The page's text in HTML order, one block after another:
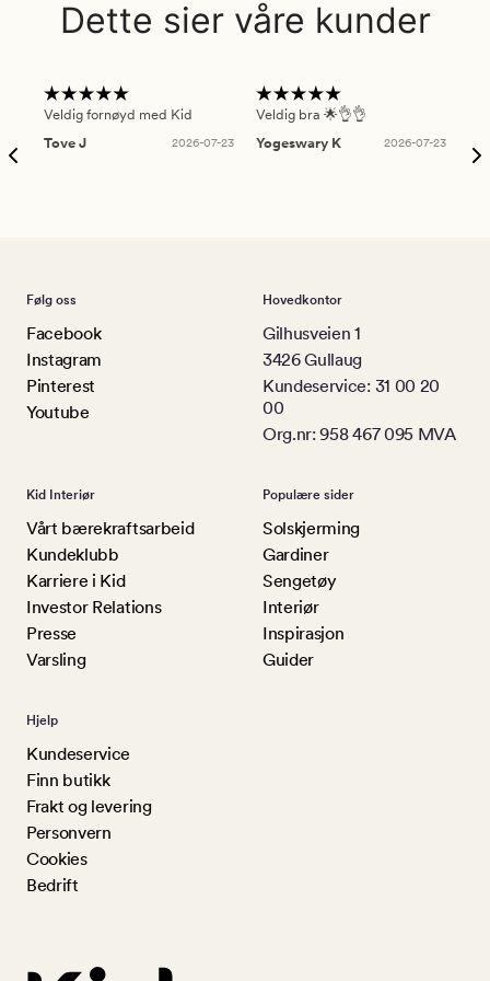
Dette sier våre kunder
Veldig fornøyd med Kid
Tove J
2026-07-23
Veldig bra 🌟👌👌
Yogeswary K
2026-07-23
Følg oss
Facebook
Instagram
Pinterest
Youtube
Hovedkontor
Gilhusveien 1
3426 Gullaug
Kundeservice: 31 00 20
00
Org.nr: 958 467 095 MVA
Kid Interiør
Vårt bærekraftsarbeid
Kundeklubb
Karriere i Kid
Investor Relations
Presse
Varsling
Populære sider
Solskjerming
Gardiner
Sengetøy
Interiør
Inspirasjon
Guider
Hjelp
Kundeservice
Finn butikk
Frakt og levering
Personvern
Cookies
Bedrift